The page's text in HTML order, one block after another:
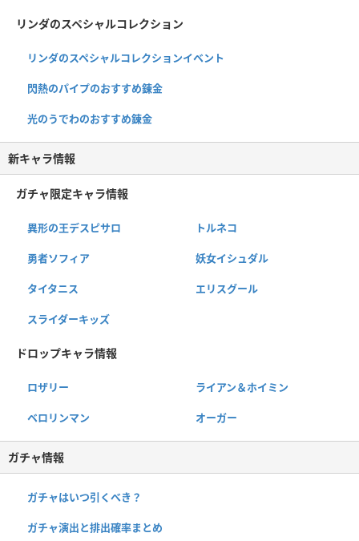
リンダのスペシャルコレクション
リンダのスペシャルコレクションイベント
閃熱のパイプのおすすめ錬金
光のうでわのおすすめ錬金
新キャラ情報
ガチャ限定キャラ情報
異形の王デスピサロ トルネコ
勇者ソフィア 妖女イシュダル
タイタニス エリスグール
スライダーキッズ
ドロップキャラ情報
ロザリー ライアン＆ホイミン
ベロリンマン オーガー
ガチャ情報
ガチャはいつ引くべき？
ガチャ演出と排出確率まとめ